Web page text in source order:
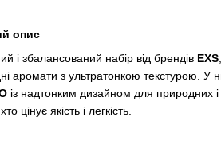
опис
і збалансований набір від брендів EXS,
аромати з ультратонкою текстурою. У
із надтонким дизайном для природних
цінує якість і легкість.